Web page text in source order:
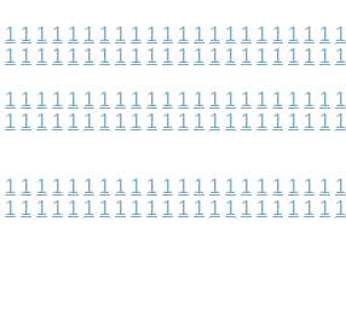
1 1 1 1 1 1 1 1 1 1 1 1 1 1 1 1 1 1 1 1 1 1
1 1 1 1 1 1 1 1 1 1 1 1 1 1 1 1 1 1 1 1 1 1
1 1 1 1 1 1 1 1 1 1 1 1 1 1 1 1 1 1 1 1 1 1
1 1 1 1 1 1 1 1 1 1 1 1 1 1 1 1 1 1 1 1 1 1
1 1 1 1 1 1 1 1 1 1 1 1 1 1 1 1 1 1 1 1 1 1
1 1 1 1 1 1 1 1 1 1 1 1 1 1 1 1 1 1 1 1 1 1